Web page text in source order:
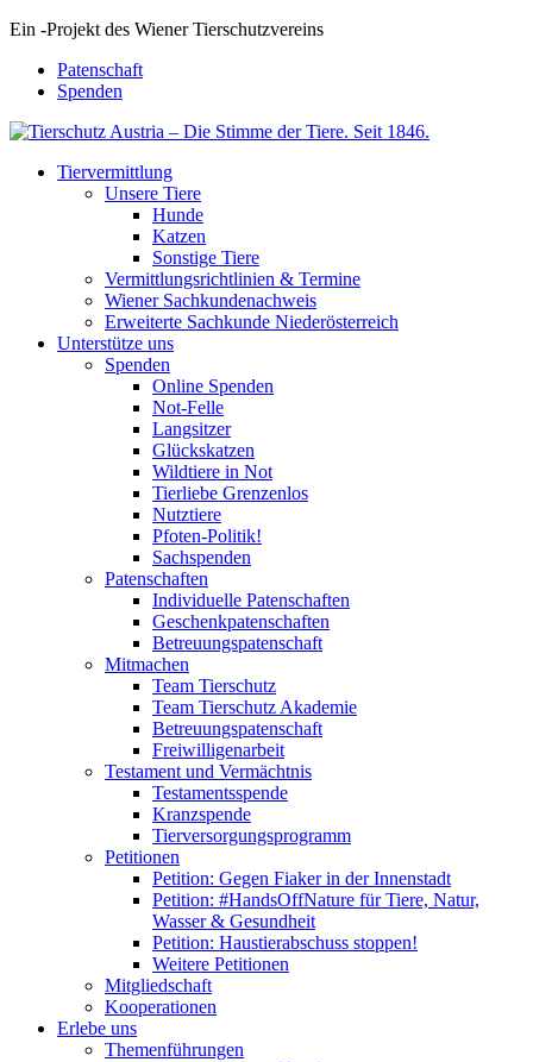
Ein -Projekt des Wiener Tierschutzvereins
Patenschaft
Spenden
Tiervermittlung
Unsere Tiere
Hunde
Katzen
Sonstige Tiere
Vermittlungsrichtlinien & Termine
Wiener Sachkundenachweis
Erweiterte Sachkunde Niederösterreich
Unterstütze uns
Spenden
Online Spenden
Not-Felle
Langsitzer
Glückskatzen
Wildtiere in Not
Tierliebe Grenzenlos
Nutztiere
Pfoten-Politik!
Sachspenden
Patenschaften
Individuelle Patenschaften
Geschenkpatenschaften
Betreuungspatenschaft
Mitmachen
Team Tierschutz
Team Tierschutz Akademie
Betreuungspatenschaft
Freiwilligenarbeit
Testament und Vermächtnis
Testamentsspende
Kranzspende
Tierversorgungsprogramm
Petitionen
Petition: Gegen Fiaker in der Innenstadt
Petition: #HandsOffNature für Tiere, Natur,
Wasser & Gesundheit
Petition: Haustierabschuss stoppen!
Weitere Petitionen
Mitgliedschaft
Kooperationen
Erlebe uns
Themenführungen